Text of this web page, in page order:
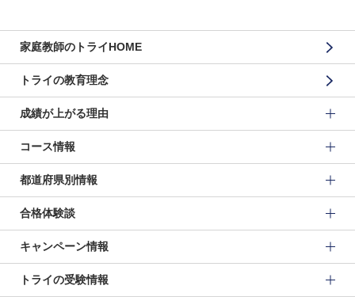
家庭教師のトライHOME
トライの教育理念
成績が上がる理由
コース情報
都道府県別情報
合格体験談
キャンペーン情報
トライの受験情報